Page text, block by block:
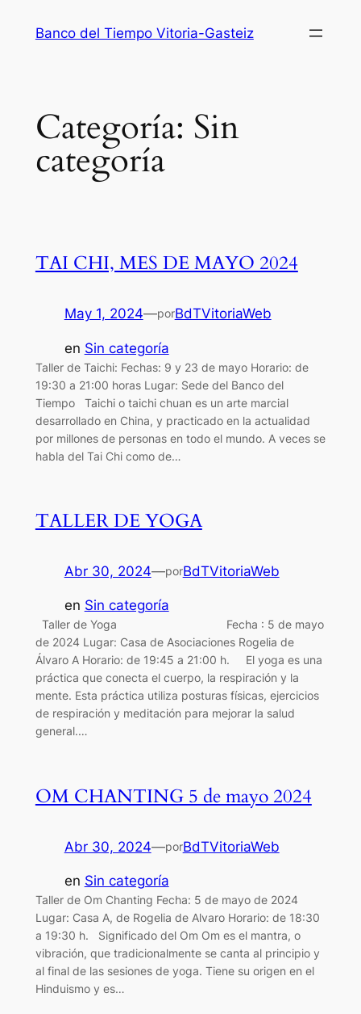
Banco del Tiempo Vitoria-Gasteiz
Categoría: Sin
categoría
TAI CHI, MES DE MAYO 2024
May 1, 2024—porBdTVitoriaWeb
en Sin categoría
Taller de Taichi: Fechas: 9 y 23 de mayo Horario: de
19:30 a 21:00 horas Lugar: Sede del Banco del
Tiempo Taichi o taichi chuan es un arte marcial
desarrollado en China, y practicado en la actualidad
por millones de personas en todo el mundo. A veces se
habla del Tai Chi como de…
TALLER DE YOGA
Abr 30, 2024—porBdTVitoriaWeb
en Sin categoría
Taller de Yoga Fecha : 5 de mayo
de 2024 Lugar: Casa de Asociaciones Rogelia de
Álvaro A Horario: de 19:45 a 21:00 h. El yoga es una
práctica que conecta el cuerpo, la respiración y la
mente. Esta práctica utiliza posturas físicas, ejercicios
de respiración y meditación para mejorar la salud
general.…
OM CHANTING 5 de mayo 2024
Abr 30, 2024—porBdTVitoriaWeb
en Sin categoría
Taller de Om Chanting Fecha: 5 de mayo de 2024
Lugar: Casa A, de Rogelia de Alvaro Horario: de 18:30
a 19:30 h. Significado del Om Om es el mantra, o
vibración, que tradicionalmente se canta al principio y
al final de las sesiones de yoga. Tiene su origen en el
Hinduismo y es…